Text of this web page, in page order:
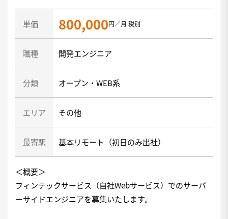
単価 800,000円／月 税別
職種 開発エンジニア
分類 オープン・WEB系
エリア その他
最寄駅 基本リモート（初日のみ出社）
＜概要＞
フィンテックサービス（自社Webサービス）でのサーバ
ーサイドエンジニアを募集いたします。